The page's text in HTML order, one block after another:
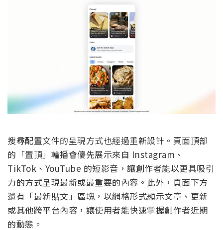
搜尋配置文件的呈現方式也經過重新設計。頁面頂部
的「置頂」輪播會優先展示來自 Instagram、
TikTok、YouTube 的短影音，讓創作者能以更具吸引
力的方式呈現最新或最重要的內容。此外，頁面下方
還有「最新貼文」區塊，以網格形式顯示文章、更新
或其他跨平台內容，讓使用者能快速掌握創作者近期
的動態。